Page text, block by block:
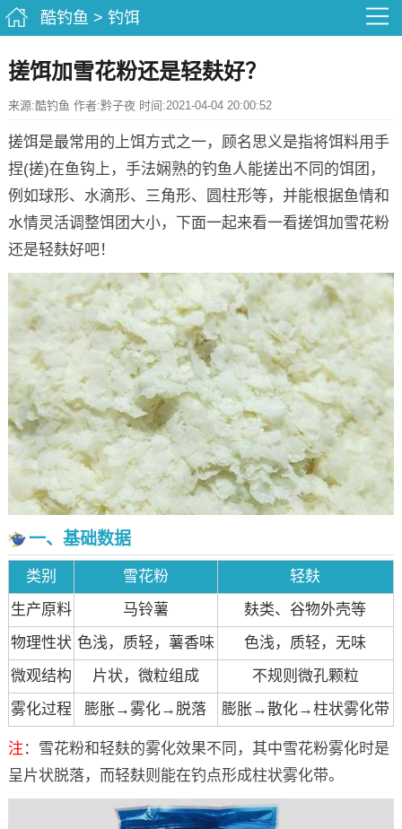
酷钓鱼 > 钓饵
搓饵加雪花粉还是轻麸好？
来源:酷钓鱼 作者:黔子夜 时间:2021-04-04 20:00:52
搓饵是最常用的上饵方式之一，顾名思义是指将饵料用手
捏(搓)在鱼钩上，手法娴熟的钓鱼人能搓出不同的饵团，
例如球形、水滴形、三角形、圆柱形等，并能根据鱼情和
水情灵活调整饵团大小，下面一起来看一看搓饵加雪花粉
还是轻麸好吧！
一、基础数据
类别 雪花粉
轻麸
生产原料
马铃薯
麸类、谷物外壳等
物理性状 色浅，质轻，薯香味
色浅，质轻，无味
微观结构
片状，微粒组成
不规则微孔颗粒
雾化过程
膨胀→雾化→脱落 膨胀→散化→柱状雾化带
注 ：雪花粉和轻麸的雾化效果不同，其中雪花粉雾化时是
呈片状脱落，而轻麸则能在钓点形成柱状雾化带。